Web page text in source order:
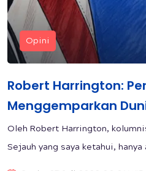
Opini
Robert Harrington:
Menggemparkan
Oleh Robert Harrington,
Sejauh yang saya ketahui, hanya